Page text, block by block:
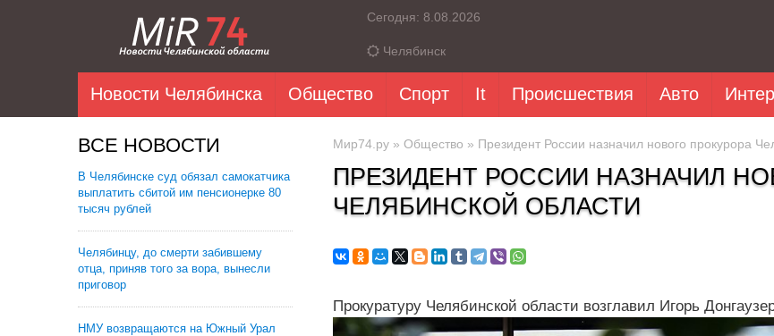
Сегодня: 8.08.2026
Челябинск
Новости Челябинска Общество Спорт It Происшествия Авто
ВСЕ НОВОСТИ
В Челябинске суд обязал самокатчика
выплатить сбитой им пенсионерке 80
тысяч рублей
Челябинцу, до смерти забившему
отца, приняв того за вора, вынесли
приговор
НМУ возвращаются на Южный Урал
Мир74.ру » Общество » Президент России назначил нового прокурора
ПРЕЗИДЕНТ РОССИИ НАЗНАЧИЛ
ЧЕЛЯБИНСКОЙ ОБЛАСТИ
Прокуратуру Челябинской области возглавил Игорь